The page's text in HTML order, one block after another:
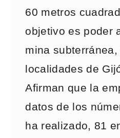
60 metros
objetivo es poder
mina
localidades de
Afirman que la
datos de los
ha realizado, 81